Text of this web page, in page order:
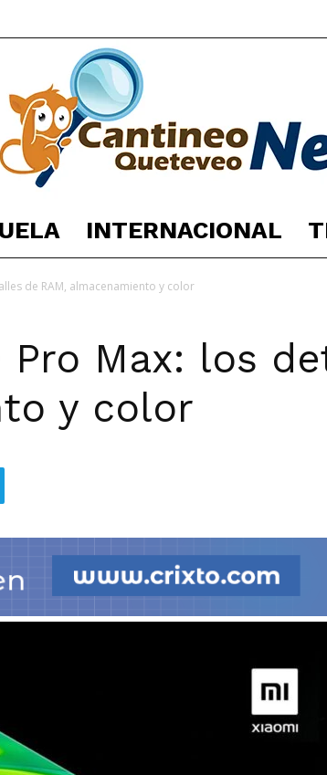
España
|
INTERNACIONAL
de RAM, almacenamiento y color
Pro Max: los
y color